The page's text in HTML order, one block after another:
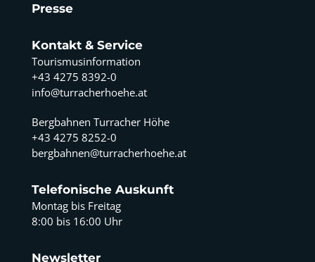
Presse
Kontakt & Service
Tourismusinformation
+43 4275 8392-0
info@turracherhoehe.at
Bergbahnen Turracher Höhe
+43 4275 8252-0
bergbahnen@turracherhoehe.at
Telefonische Auskunft
Montag bis Freitag
8:00 bis 16:00 Uhr
Newsletter